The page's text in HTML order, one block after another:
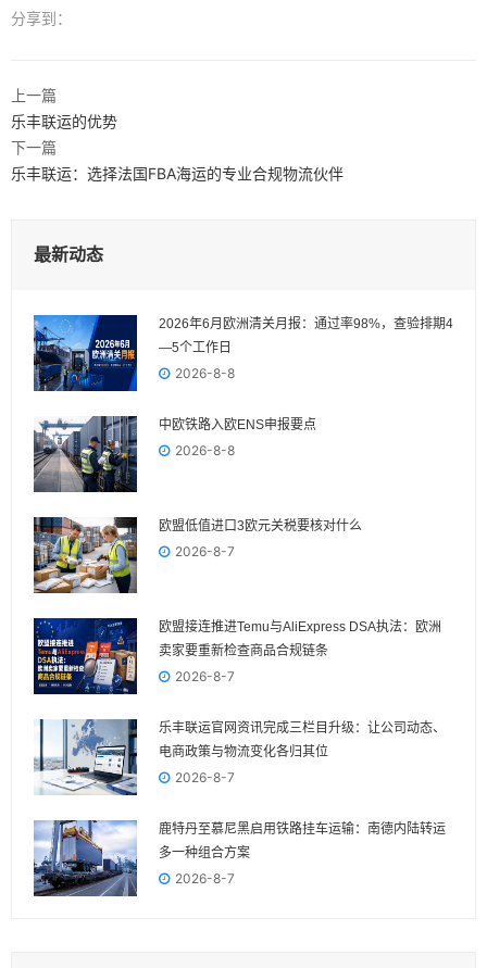
分享到：
上一篇
乐丰联运的优势
下一篇
乐丰联运：选择法国FBA海运的专业合规物流伙伴
最新动态
2026年6月欧洲清关月报：通过率98%，查验排期4
—5个工作日
2026-8-8
中欧铁路入欧ENS申报要点
2026-8-8
欧盟低值进口3欧元关税要核对什么
2026-8-7
欧盟接连推进Temu与AliExpress DSA执法：欧洲
卖家要重新检查商品合规链条
2026-8-7
乐丰联运官网资讯完成三栏目升级：让公司动态、
电商政策与物流变化各归其位
2026-8-7
鹿特丹至慕尼黑启用铁路挂车运输：南德内陆转运
多一种组合方案
2026-8-7